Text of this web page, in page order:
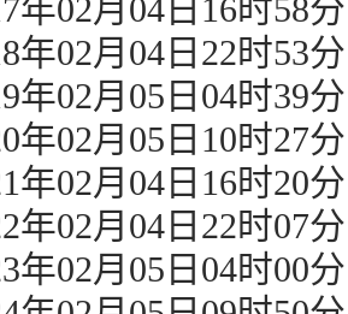
年02月04日16时58分
年02月04日22时53分
年02月05日04时39分
年02月05日10时27分
年02月04日16时20分
年02月04日22时07分
年02月05日04时00分